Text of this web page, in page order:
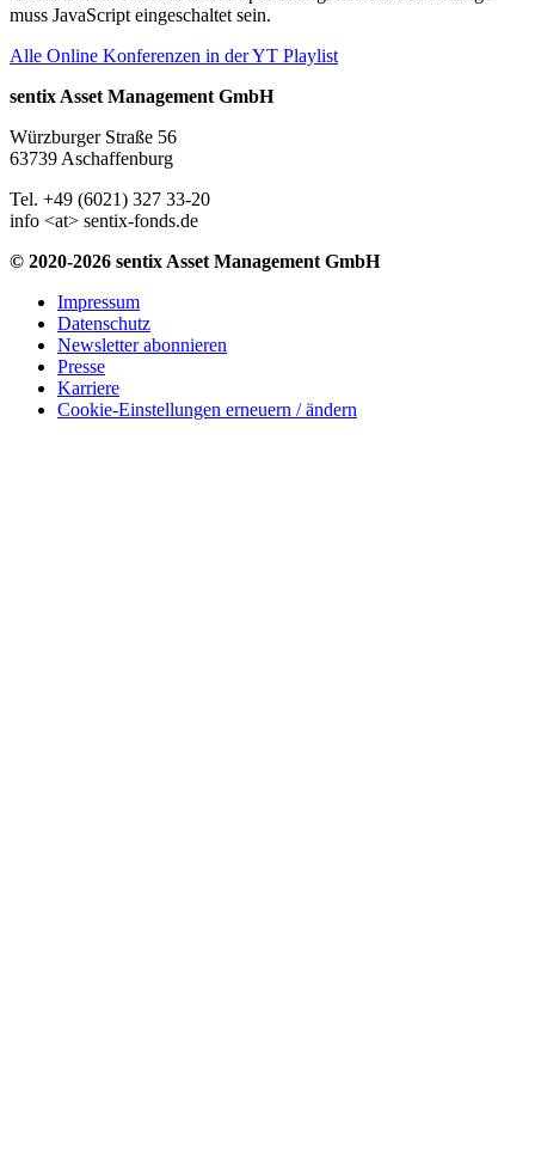
muss JavaScript eingeschaltet sein.
Alle Online Konferenzen in der YT Playlist
sentix Asset Management GmbH
Würzburger Straße 56
63739 Aschaffenburg
Tel. +49 (6021) 327 33-20
info <at> sentix-fonds.de
© 2020-2026 sentix Asset Management GmbH
Impressum
Datenschutz
Newsletter abonnieren
Presse
Karriere
Cookie-Einstellungen erneuern / ändern